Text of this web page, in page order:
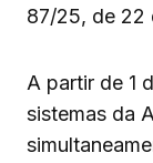
87/25, de 22
A partir de 1
sistemas da